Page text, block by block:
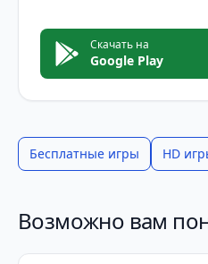
Скачать на
Google Play
Бесплатные игры HD
Возможно вам